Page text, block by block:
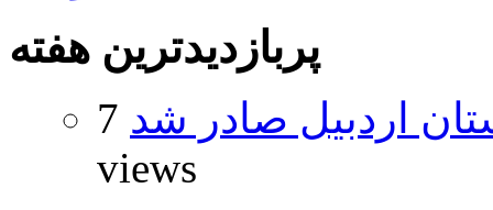
پربازدیدترین هفته
اردبیل صادر شد 7
views